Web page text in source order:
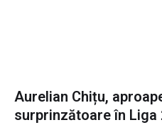
Aurelian Chițu,
surprinzătoare în Liga